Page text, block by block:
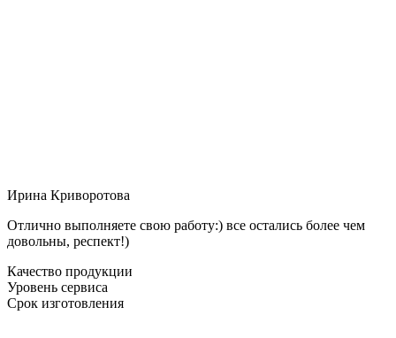
Ирина Криворотова
Отлично выполняете свою работу:) все остались более чем
довольны, респект!)
Качество продукции
Уровень сервиса
Срок изготовления